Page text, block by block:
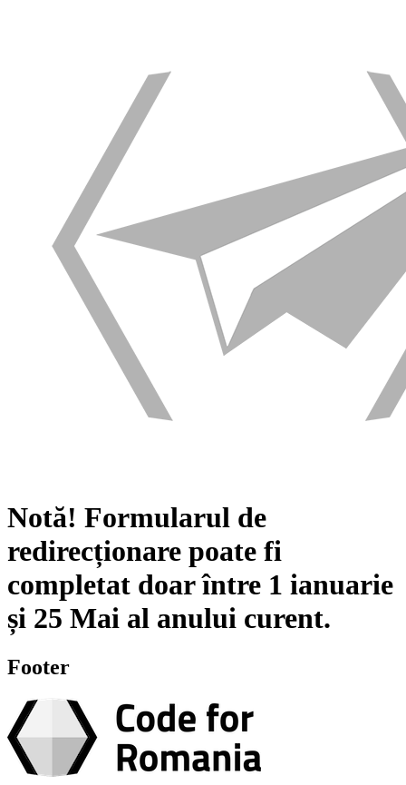
Notă! Formularul de
redirecționare poate fi
completat doar între 1 ianuarie
și 25 Mai al anului curent.
Footer